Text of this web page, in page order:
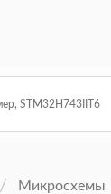
Микросхемы